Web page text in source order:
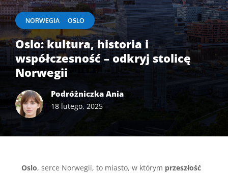
NORWEGIA OSLO
Oslo: kultura, historia i
współczesność – odkryj stolicę
Norwegii
Podróżniczka Ania
18 lutego, 2025
Oslo, serce Norwegii, to miasto, w którym przeszłość